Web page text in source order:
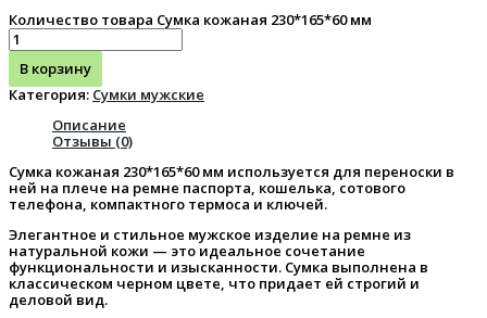
Количество товара Сумка кожаная 230*165*60 мм
В корзину
Категория: Сумки мужские
Описание
Отзывы (0)
Сумка кожаная 230*165*60 мм используется для переноски в
ней на плече на ремне паспорта, кошелька, сотового
телефона, компактного термоса и ключей.
Элегантное и стильное мужское изделие на ремне из
натуральной кожи — это идеальное сочетание
функциональности и изысканности. Сумка выполнена в
классическом черном цвете, что придает ей строгий и
деловой вид.